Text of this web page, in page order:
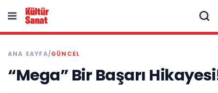
ANA SAYFA/GÜNCEL
“Mega” Bir Başarı